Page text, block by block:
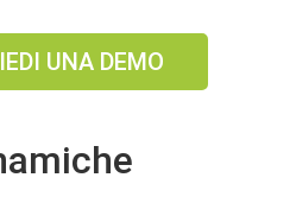
UNA DEMO